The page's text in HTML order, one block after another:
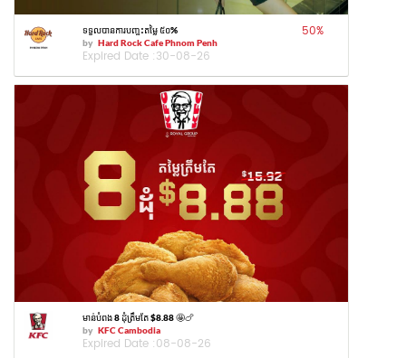
ទទួលបានការបញ្ចុះតម្លៃ ៥០%
by Hard Rock Cafe Phnom Penh
Expired Date :30-08-26
50%
មាន់បំពង 8 ដុំត្រឹមតែ $8.88 🤩🍗
by KFC Cambodia
Expired Date :08-08-26